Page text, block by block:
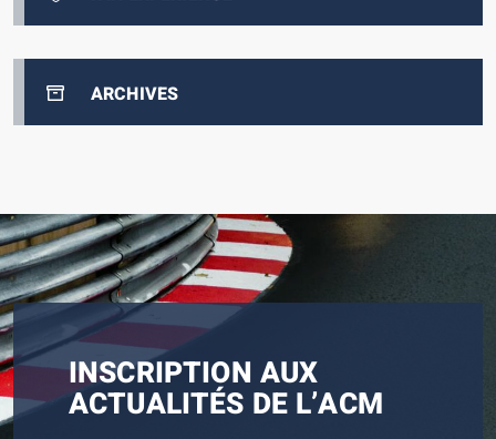
ARCHIVES
INSCRIPTION AUX
ACTUALITÉS DE L’ACM